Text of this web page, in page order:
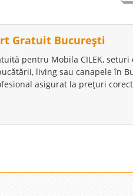
Gratuit București
pentru Mobila CILEK, seturi
living sau canapele în
asigurat la prețuri